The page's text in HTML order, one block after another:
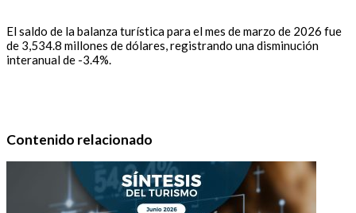
El saldo de la balanza turística para el mes de marzo de 2026 fue
de 3,534.8 millones de dólares, registrando una disminución
interanual de -3.4%.
Contenido relacionado